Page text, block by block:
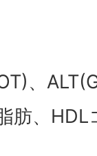
、
肪、